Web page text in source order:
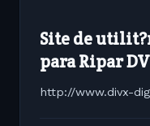
Site de
para Ripar
http://www.divx-